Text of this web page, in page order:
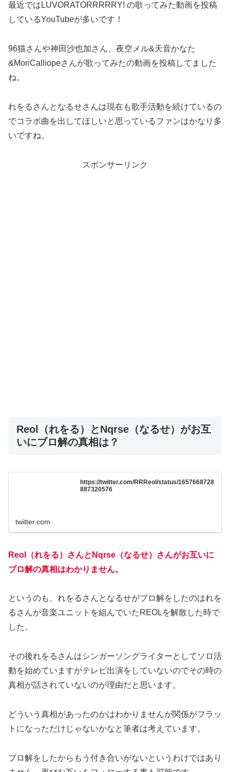
最近ではLUVORATORRRRRY! の歌ってみた動画を投稿
しているYouTubeが多いです！
96猫さんや神田沙也加さん、夜空メル&天音かなた
&MoriCalliopeさんが歌ってみたの動画を投稿してました
ね。
れをるさんとなるせさんは現在も歌手活動を続けているの
でコラボ曲を出してほしいと思っているファンはかなり多
いですね。
スポンサーリンク
Reol（れをる）とNqrse（なるせ）がお互
いにブロ解の真相は？
https://twitter.com/RRReol/status/1657668728
887320576
twitter.com
Reol（れをる）さんとNqrse（なるせ）さんがお互いに
ブロ解の真相はわかりません。
というのも、れをるさんとなるせがブロ解をしたのはれを
るさんが音楽ユニットを組んでいたREOLを解散した時で
した。
その後れをるさんはシンガーソングライターとしてソロ活
動を始めていますがテレビ出演をしていないのでその時の
真相が話されていないのが理由だと思います。
どういう真相があったのかはわかりませんが関係がフラッ
トになっただけじゃないかなと筆者は考えています。
ブロ解をしたからもう付き合いがないというわけではあり